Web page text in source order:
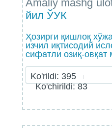
Amaliy
йил ЎУК
Ҳозирги қишлоқ
изчил иқтисодий
сифатли озиқ-овқат
Ko'rildi: 395
Ko'chirildi: 83